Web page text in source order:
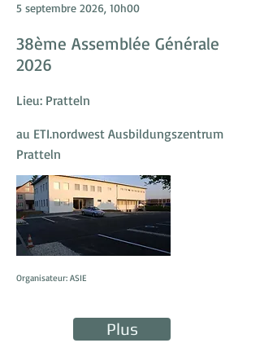
5 septembre 2026, 10h00
38ème Assemblée Générale
2026
Lieu: Pratteln
au ETI.nordwest Ausbildungszentrum
Pratteln
Organisateur: ASIE
Plus